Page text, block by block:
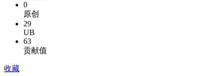
0
原创
29
UB
63
贡献值
收藏